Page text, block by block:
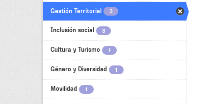
Gestión Territorial 3
Inclusión social 3
Cultura y Turismo 1
Género y Diversidad 1
Movilidad 1